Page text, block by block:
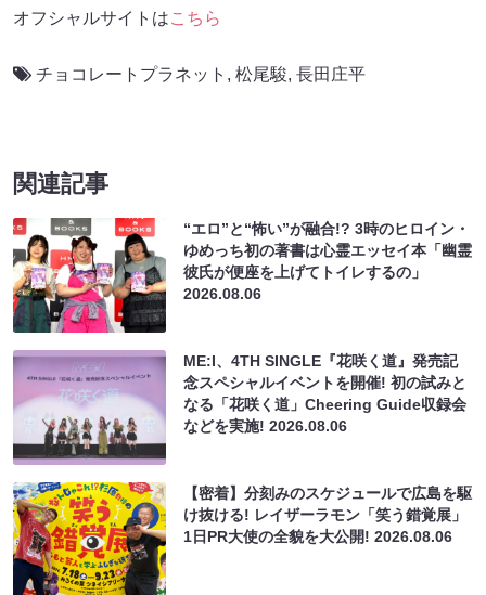
オフシャルサイトはこちら
チョコレートプラネット , 松尾駿, 長田庄平
関連記事
“エロ”と“怖い”が融合!? 3時のヒロイン・
ゆめっち初の著書は心霊エッセイ本「幽霊
彼氏が便座を上げてトイレするの」
2026.08.06
ME:I、4TH SINGLE『花咲く道』発売記
念スペシャルイベントを開催! 初の試みと
なる「花咲く道」Cheering Guide収録会
などを実施!2026.08.06
【密着】分刻みのスケジュールで広島を駆
け抜ける! レイザーラモン「笑う錯覚展」
1日PR大使の全貌を大公開!2026.08.06